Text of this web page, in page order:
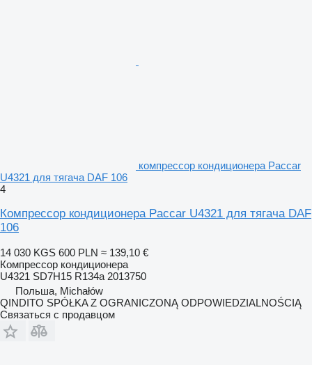
компрессор кондиционера Paccar
U4321 для тягача DAF 106
4
Компрессор кондиционера Paccar U4321 для тягача DAF
106
14 030 KGS 600 PLN ≈ 139,10 €
Компрессор кондиционера
U4321 SD7H15 R134a 2013750
Польша, Michałów
QINDITO SPÓŁKA Z OGRANICZONĄ ODPOWIEDZIALNOŚCIĄ
Связаться с продавцом